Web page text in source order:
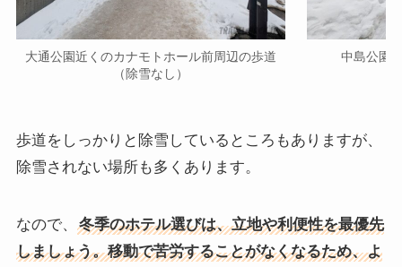
大通公園近くのカナモトホール前周辺の歩道
（除雪なし）
中島公園
歩道をしっかりと除雪しているところもありますが、
除雪されない場所も多くあります。
なので、
冬季のホテル選びは、立地や利便性を最優先
しましょう。移動で苦労することがなくなるため、よ